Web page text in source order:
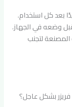
بعد كل استخدام.
وضعه في الجهاز.
لتجنب
بشكل عاجل؟